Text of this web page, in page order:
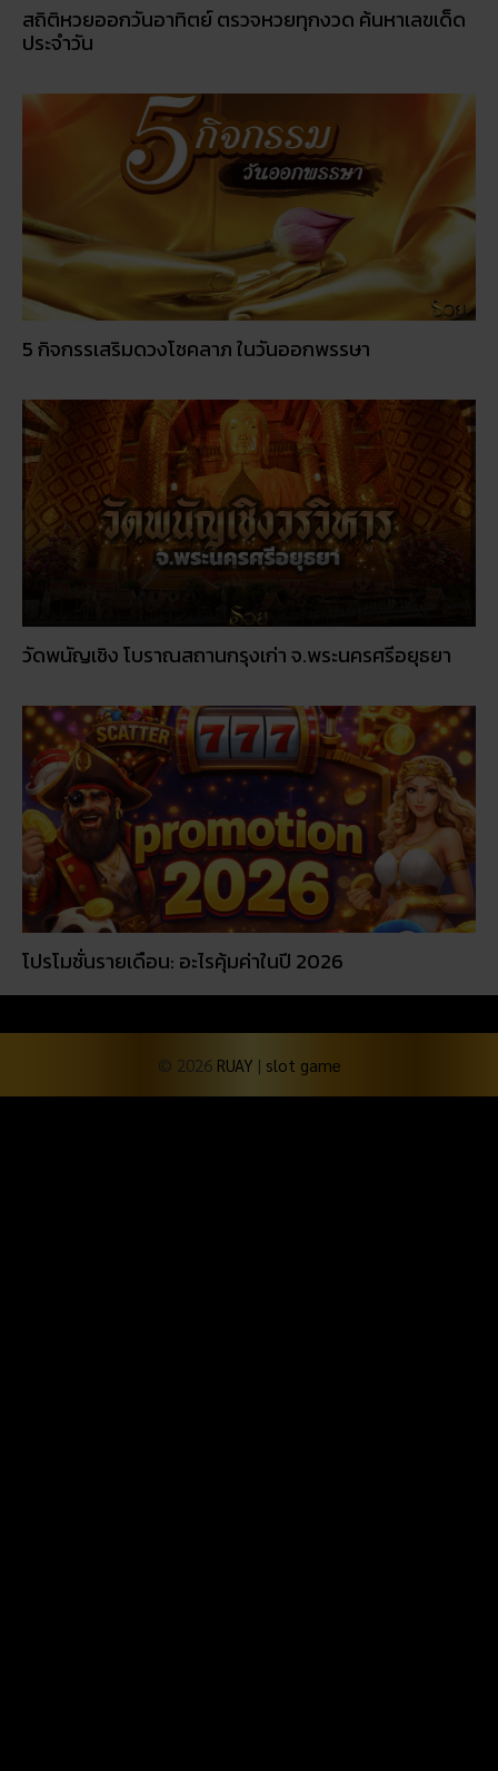
สถิติหวยออกวันอาทิตย์ ตรวจหวยทุกงวด ค้นหาเลขเด็ด
ประจำวัน
5 กิจกรรเสริมดวงโชคลาภ ในวันออกพรรษา
วัดพนัญเชิง โบราณสถานกรุงเก่า จ.พระนครศรีอยุธยา
โปรโมชั่นรายเดือน: อะไรคุ้มค่าในปี 2026
© 2026 RUAY | slot game